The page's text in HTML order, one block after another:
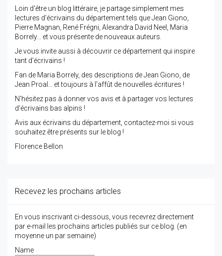
Loin d'être un blog littéraire, je partage simplement mes
lectures d'écrivains du département tels que Jean Giono,
Pierre Magnan, René Frégni, Alexandra David Neel, Maria
Borrely... et vous présente de nouveaux auteurs.
Je vous invite aussi à découvrir ce département qui inspire
tant d'écrivains !
Fan de Maria Borrely, des descriptions de Jean Giono, de
Jean Proal... et toujours à l'affût de nouvelles écritures !
N'hésitez pas à donner vos avis et à partager vos lectures
d'écrivains bas alpins !
Avis aux écrivains du département, contactez-moi si vous
souhaitez être présents sur le blog !
Florence Bellon
Recevez les prochains articles
En vous inscrivant ci-dessous, vous recevrez directement
par e-mail les prochains articles publiés sur ce blog. (en
moyenne un par semaine)
Name